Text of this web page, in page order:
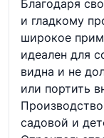
Благодаря
и гладкому
широкое
идеален для
видна и не
или портить
садовой и